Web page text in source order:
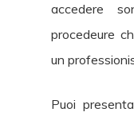
accedere
procedeure
un
Puoi